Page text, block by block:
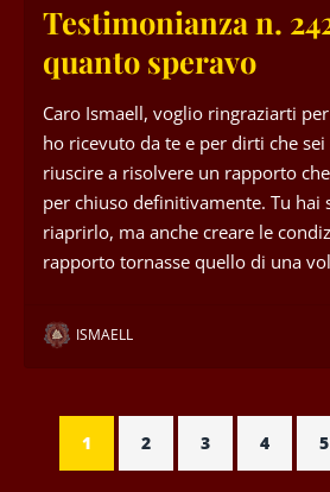
Testimonianza n.
quanto speravo
Caro Ismaell, voglio ringraziarti
ho ricevuto da te e per dirti che sei
riuscire a risolvere un rapporto
per chiuso definitivamente. Tu hai
riaprirlo, ma anche creare le
rapporto tornasse quello di una
ISMAELL
1 2 3 4 5